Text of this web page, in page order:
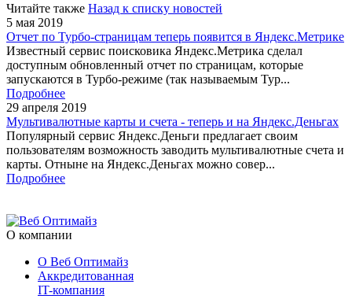
Читайте также Назад к списку новостей
5 мая 2019
Отчет по Турбо-страницам теперь появится в Яндекс.Метрике
Известный сервис поисковика Яндекс.Метрика сделал
доступным обновленный отчет по страницам, которые
запускаются в Турбо-режиме (так называемым Тур...
Подробнее
29 апреля 2019
Мультивалютные карты и счета - теперь и на Яндекс.Деньгах
Популярный сервис Яндекс.Деньги предлагает своим
пользователям возможность заводить мультивалютные счета и
карты. Отныне на Яндекс.Деньгах можно совер...
Подробнее
О компании
О Веб Оптимайз
Аккредитованная
IT-компания